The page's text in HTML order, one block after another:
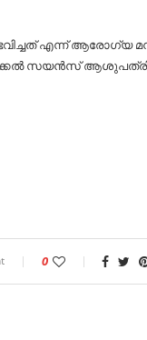
എന്ന്
സയൻസ്
0